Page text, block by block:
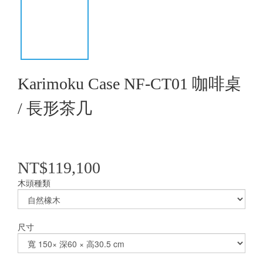
Karimoku Case NF-CT01 咖啡桌
/ 長形茶几
NT$119,100
木頭種類
尺寸